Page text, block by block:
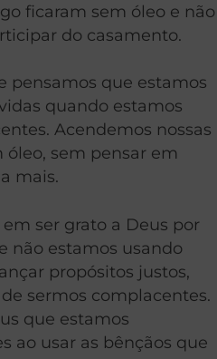
ficaram sem óleo e não
do casamento.
pensamos que estamos
quando estamos
Acendemos nossas
sem pensar em
mais.
ser grato a Deus por
não estamos usando
propósitos justos,
sermos complacentes.
que estamos
ao usar as bênçãos que